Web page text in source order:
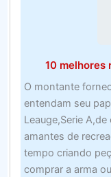
10 melhores
O montante
entendam seu
Leauge,Serie
amantes de
tempo criando
comprar a arma